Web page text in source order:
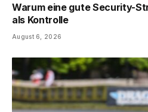
Warum eine gute Security-
als Kontrolle
August 6, 2026